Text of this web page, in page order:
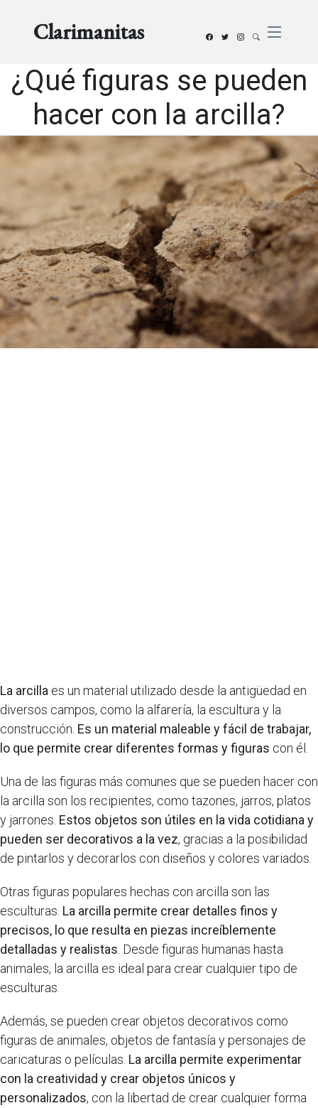
Clarimanitas
¿Qué figuras se pueden
hacer con la arcilla?
La arcilla es un material utilizado desde la antigüedad en
diversos campos, como la alfarería, la escultura y la
construcción. Es un material maleable y fácil de trabajar,
lo que permite crear diferentes formas y figuras con él.
Una de las figuras más comunes que se pueden hacer con
la arcilla son los recipientes, como tazones, jarros, platos
y jarrones. Estos objetos son útiles en la vida cotidiana y
pueden ser decorativos a la vez, gracias a la posibilidad
de pintarlos y decorarlos con diseños y colores variados.
Otras figuras populares hechas con arcilla son las
esculturas. La arcilla permite crear detalles finos y
precisos, lo que resulta en piezas increíblemente
detalladas y realistas . Desde figuras humanas hasta
animales, la arcilla es ideal para crear cualquier tipo de
esculturas.
Además, se pueden crear objetos decorativos como
figuras de animales, objetos de fantasía y personajes de
caricaturas o películas. La arcilla permite experimentar
con la creatividad y crear objetos únicos y
personalizados, con la libertad de crear cualquier forma